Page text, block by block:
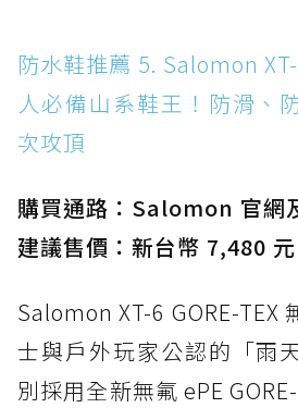
防水鞋推薦 5. Salomon
人必備山系鞋王！防滑、
次攻頂
購買通路：Salomon 官網
建議售價：新台幣 7,480 元
Salomon XT-6 GORE-TEX
士與戶外玩家公認的「雨
別採用全新無氟 ePE